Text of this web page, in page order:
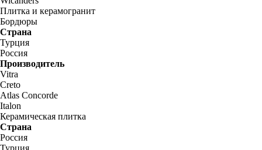
Плитка и керамогранит
Бордюры
Страна
Турция
Россия
Производитель
Vitra
Creto
Atlas Concorde
Italon
Керамическая плитка
Страна
Россия
Турция